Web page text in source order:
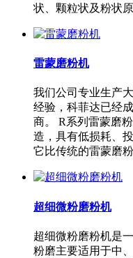
状、颗粒状及粉状
雷蒙磨粉机
我们公司专业生产
经验，科菲达已经
商。 R系列雷蒙磨
造，具有低损耗、
它比传统的雷蒙磨
超细微粉磨粉机
超细微粉磨粉机是
粉磨主要适用于中